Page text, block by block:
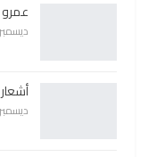
ديسمبر 30, 2024
ديسمبر 29, 2024